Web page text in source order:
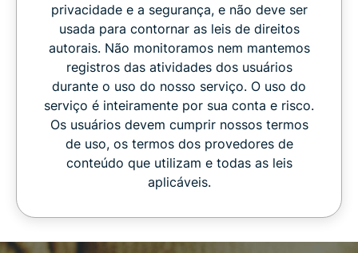
privacidade e a segurança, e não deve ser
usada para contornar as leis de direitos
autorais. Não monitoramos nem mantemos
registros das atividades dos usuários
durante o uso do nosso serviço. O uso do
serviço é inteiramente por sua conta e risco.
Os usuários devem cumprir nossos termos
de uso, os termos dos provedores de
conteúdo que utilizam e todas as leis
aplicáveis.